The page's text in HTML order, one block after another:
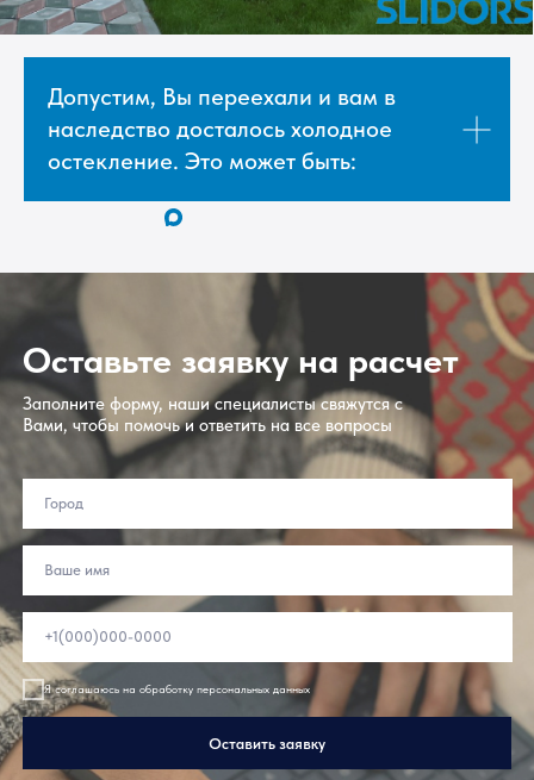
Допустим, Вы переехали и вам в
наследство досталось холодное
остекление. Это может быть:
Оставьте заявку на расчет
Заполните форму, наши специалисты свяжутся с
Вами, чтобы помочь и ответить на все вопросы